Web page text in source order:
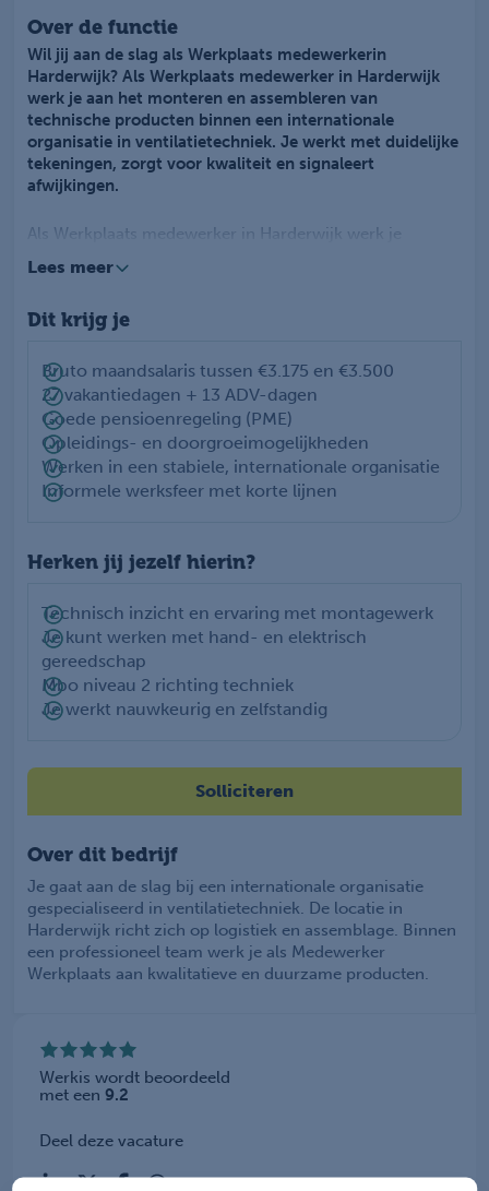
Over de functie
Wil jij aan de slag als Werkplaats medewerkerin
Harderwijk? Als Werkplaats medewerker in Harderwijk
werk je aan het monteren en assembleren van
technische producten binnen een internationale
organisatie in ventilatietechniek. Je werkt met duidelijke
tekeningen, zorgt voor kwaliteit en signaleert
afwijkingen.
Als Werkplaats medewerker in Harderwijk werk je
monteert en assembleert onderdelen en zorgt dat alles
technische tekeningen en controleert of alles voldoet aan
direct op. Zo zorg jij ervoor dat elk product dat de
werkplaats verlaat, voldoet aan de hoogste standaard. In
deze functie als Medewerker Werkplaats krijg je veel
vrijheid en verantwoordelijkheid in je werk.
Lees meer
Dit krijg je
Bruto maandsalaris tussen €3.175 en €3.500
27 vakantiedagen + 13 ADV-dagen
Goede pensioenregeling (PME)
Opleidings- en doorgroeimogelijkheden
Werken in een stabiele, internationale organisatie
Informele werksfeer met korte lijnen
Herken jij jezelf hierin?
Technisch inzicht en ervaring met montagewerk
Je kunt werken met hand- en elektrisch
gereedschap
Mbo niveau 2 richting techniek
Je werkt nauwkeurig en zelfstandig
Solliciteren
Over dit bedrijf
Je gaat aan de slag bij een internationale organisatie
gespecialiseerd in ventilatietechniek. De locatie in
Harderwijk richt zich op logistiek en assemblage. Binnen
een professioneel team werk je als Medewerker
Werkplaats aan kwalitatieve en duurzame producten.
Werkis wordt beoordeeld
met een 9.2
Deel deze vacature